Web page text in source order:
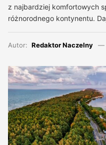
z najbardziej komfortowych
różnorodnego kontynentu.
Autor: Redaktor Naczelny